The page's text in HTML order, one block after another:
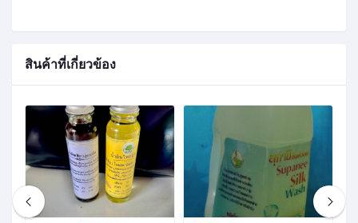
สินค้าที่เกี่ยวข้อง